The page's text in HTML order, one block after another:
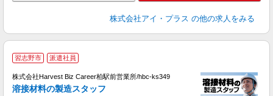
株式会社アイ・プラス の他の求人をみる
習志野市 派遣社員
株式会社Harvest Biz Career柏駅前営業所/hbc-ks349
溶接材料の製造スタッフ